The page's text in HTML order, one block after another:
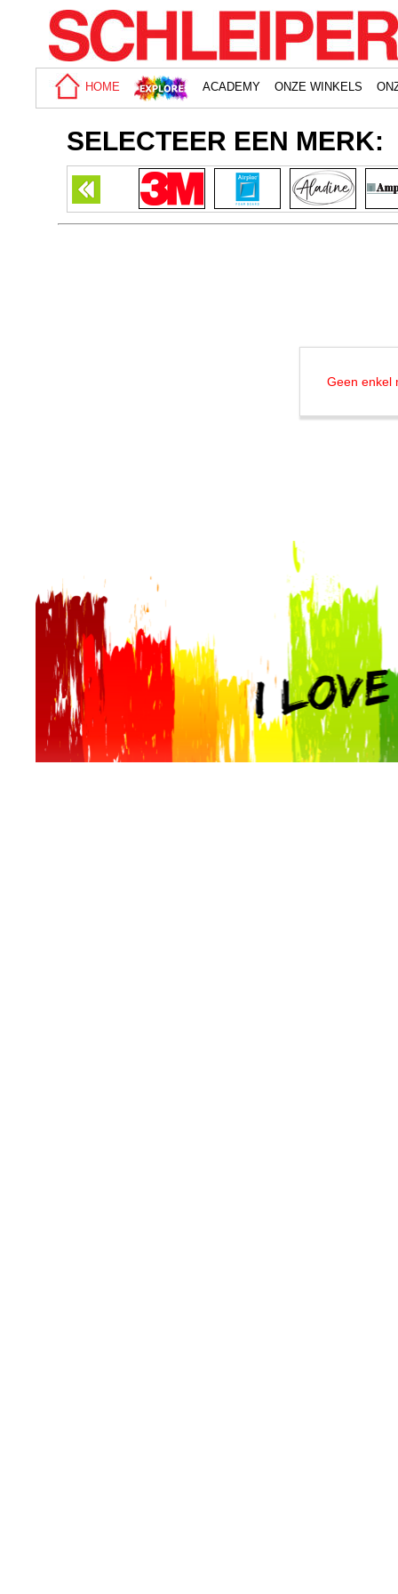
HOME ACADEMY ONZE WINKELS
SELECTEER EEN MERK:
Geen enkel